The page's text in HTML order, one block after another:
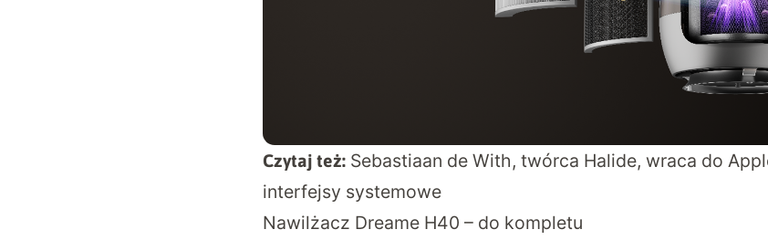
Czytaj też: Sebastiaan de With, twórca Halide, wraca do
interfejsy systemowe
Nawilżacz Dreame H40 – do kompletu